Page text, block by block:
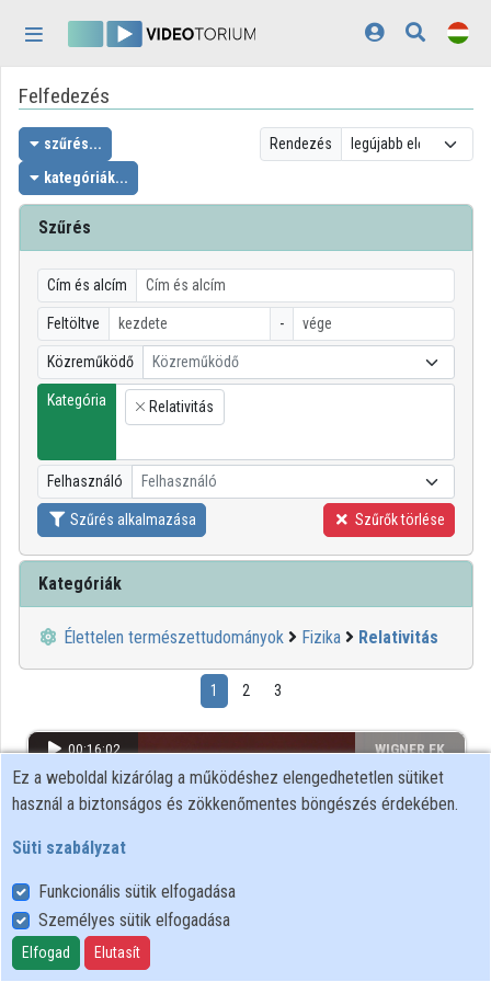
Kezdőlap
Bejelentkezés
Felfedezés
Kategóriák
Lejátszási listák
Intézmények
Közreműködők
világos
Felfedezés
szűrés...
kategóriák...
Rendezés
Szűrés
Cím és alcím
Feltöltve -
Közreműködő Közreműködő
Kategória
×
Relativitás
Felhasználó Felhasználó
Szűrés alkalmazása Szűrők törlése
Kategóriák
Élettelen természettudományok Fizika Relativitás
1 2 3
00:16:02 WIGNER FK
Ez a weboldal kizárólag a működéshez elengedhetetlen sütiket
használ a biztonságos és zökkenőmentes böngészés érdekében.
Süti szabályzat
Funkcionális sütik elfogadása
Személyes sütik elfogadása
Elfogad Elutasít